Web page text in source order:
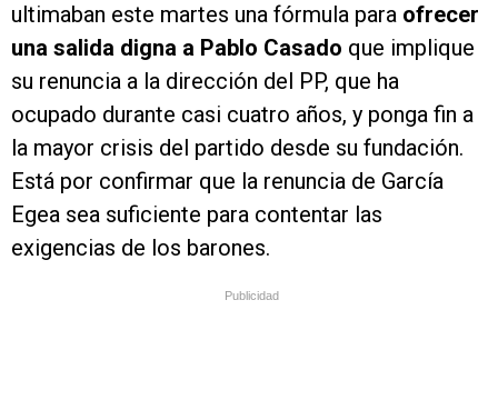
ultimaban este martes una fórmula para ofrecer
una salida digna a Pablo Casado que implique
su renuncia a la dirección del PP, que ha
ocupado durante casi cuatro años, y ponga fin a
la mayor crisis del partido desde su fundación.
Está por confirmar que la renuncia de García
Egea sea suficiente para contentar las
exigencias de los barones.
Publicidad